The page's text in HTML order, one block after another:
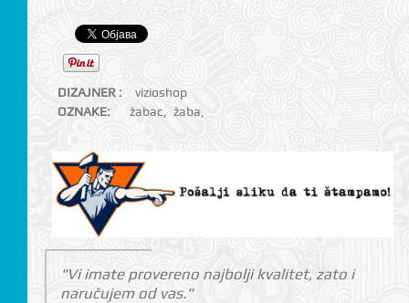
DIZAJNER :
vizioshop
OZNAKE:
žabac žaba
"Vi imate provereno najbolji kvalitet, zato i
naručujem od vas."